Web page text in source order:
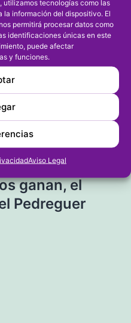
utilizamos tecnologías como las
información del dispositivo. El
permitirá procesar datos como
identificaciones únicas en este
puede afectar
y funciones.
Aviso Legal
Virgen de los
para la
ganan, el
Pedreguer